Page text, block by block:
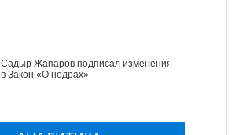
Садыр Жапаров подписал изменения
в Закон «О недрах»